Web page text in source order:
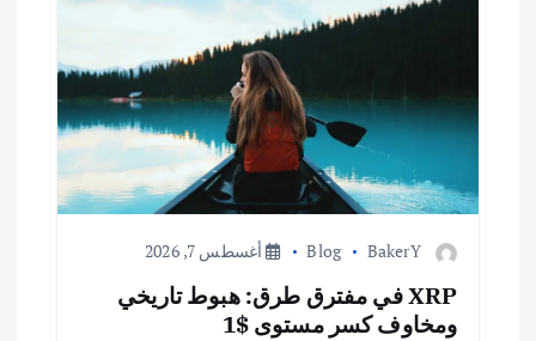
BakerY
Blog أغسطس 7, 2026
XRP في مفترق طرق: هبوط تاريخي
ومخاوف كسر مستوى $1